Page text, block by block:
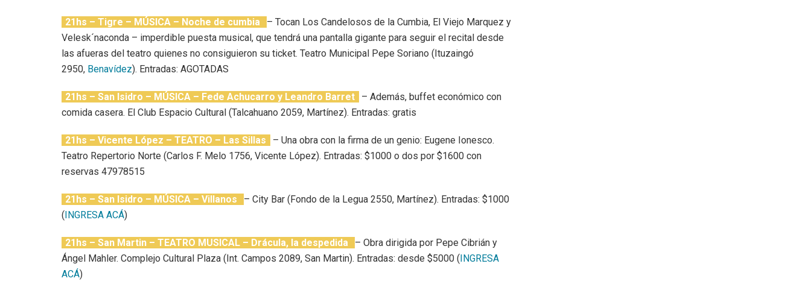
21hs – Tigre – MÚSICA – Noche de cumbia
– Tocan Los Candelosos de la Cumbia, El Viejo Marquez y
Velesk´naconda – imperdible puesta musical, que tendrá una pantalla gigante para seguir el recital desde
las afueras del teatro quienes no consiguieron su ticket. Teatro Municipal Pepe Soriano (Ituzaingó
2950, Benavídez). Entradas: AGOTADAS
21hs – San Isidro – MÚSICA – Fede Achucarro y Leandro Barret
– Además, buffet económico con
comida casera. El Club Espacio Cultural (Talcahuano 2059, Martínez). Entradas: gratis
21hs – Vicente López – TEATRO – Las Sillas
– Una obra con la firma de un genio: Eugene Ionesco.
Teatro Repertorio Norte (Carlos F. Melo 1756, Vicente López). Entradas: $1000 o dos por $1600 con
reservas 47978515
21hs – San Isidro – MÚSICA – Villanos
– City Bar (Fondo de la Legua 2550, Martínez). Entradas: $1000
(INGRESA ACÁ)
21hs – San Martin – TEATRO MUSICAL – Drácula, la despedida
– Obra dirigida por Pepe Cibrián y
Ángel Mahler. Complejo Cultural Plaza (Int. Campos 2089, San Martin). Entradas: desde $5000 (INGRESA
ACÁ)